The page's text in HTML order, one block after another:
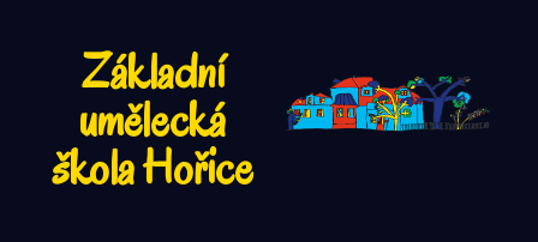
Základní
umělecká
škola Hořice